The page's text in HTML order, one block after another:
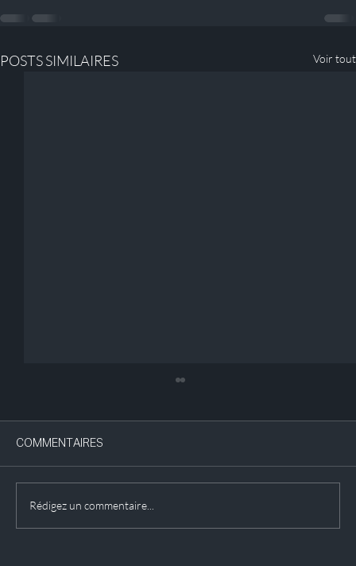
POSTS SIMILAIRES Voir tout
COMMENTAIRES
Rédigez un commentaire...